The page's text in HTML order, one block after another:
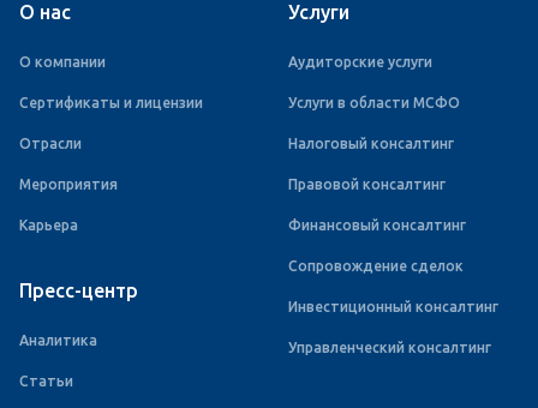
О нас
О компании
Сертификаты и лицензии
Отрасли
Мероприятия
Карьера
Пресс-центр
Аналитика
Статьи
Услуги
Аудиторские услуги
Услуги в области МСФО
Налоговый консалтинг
Правовой консалтинг
Финансовый консалтинг
Сопровождение сделок
Инвестиционный консалтинг
Управленческий консалтинг